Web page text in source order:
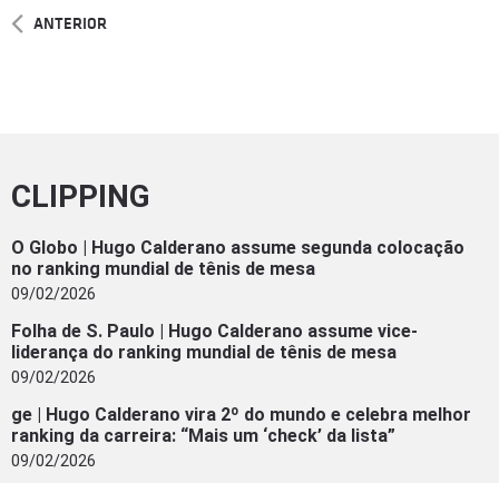
ANTERIOR
CLIPPING
O Globo | Hugo Calderano assume segunda colocação
no ranking mundial de tênis de mesa
09/02/2026
Folha de S. Paulo | Hugo Calderano assume vice-
liderança do ranking mundial de tênis de mesa
09/02/2026
ge | Hugo Calderano vira 2º do mundo e celebra melhor
ranking da carreira: “Mais um ‘check’ da lista”
09/02/2026